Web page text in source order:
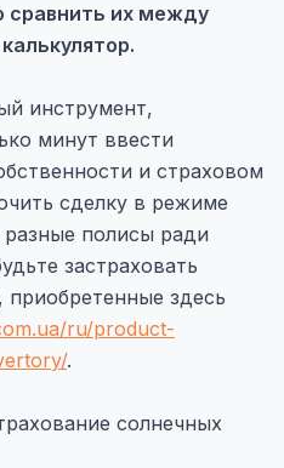
сравнить их между
инструмент,
минут ввести
и страховом
сделку в режиме
полисы ради
застраховать
здесь
ru/product-
.
солнечных